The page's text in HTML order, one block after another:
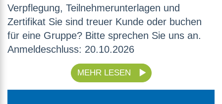
Verpflegung, Teilnehmerunterlagen und
Zertifikat Sie sind treuer Kunde oder buchen
für eine Gruppe? Bitte sprechen Sie uns an.
Anmeldeschluss: 20.10.2026
MEHR LESEN